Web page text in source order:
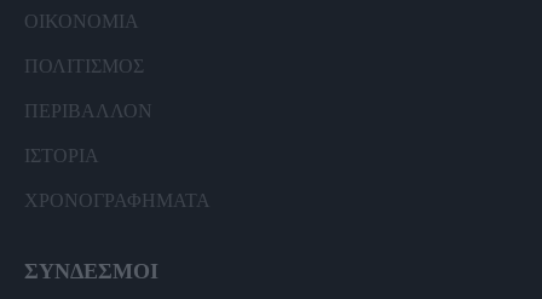
ΟΙΚΟΝΟΜΙΑ
ΠΟΛΙΤΙΣΜΟΣ
ΠΕΡΙΒΑΛΛΟΝ
ΙΣΤΟΡΙΑ
ΧΡΟΝΟΓΡΑΦΗΜΑΤΑ
ΣΥΝΔΕΣΜΟΙ